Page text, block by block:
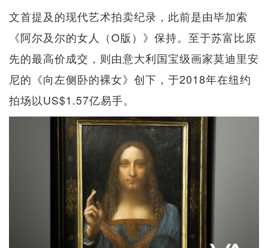
文首提及的现代艺术拍卖纪录，此前是由毕加索
《阿尔及尔的女人（O版）》保持。至于苏富比原
先的最高价成交，则由意大利国宝级画家莫迪里安
尼的《向左侧卧的裸女》创下，于2018年在纽约
拍场以US$1.57亿易手。